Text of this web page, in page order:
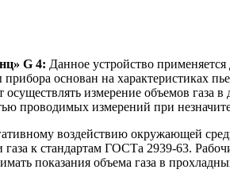
G 4: Данное устройство
основан на характеристиках
измерение объемов газа
проводимых измерений при
воздействию окружающей
к стандартам ГОСТа 2939-63.
показания объема газа в